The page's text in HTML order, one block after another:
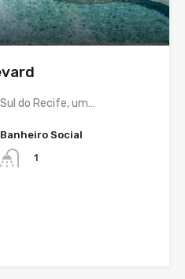
do Recife, um…
Banheiro Social
1